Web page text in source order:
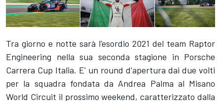
Tra giorno e notte sarà l'esordio 2021 del team Raptor
Engineering nella sua seconda stagione in Porsche
Carrera Cup Italia. E' un round d'apertura dai due volti
per la squadra fondata da Andrea Palma al Misano
World Circuit il prossimo weekend, caratterizzato dalla